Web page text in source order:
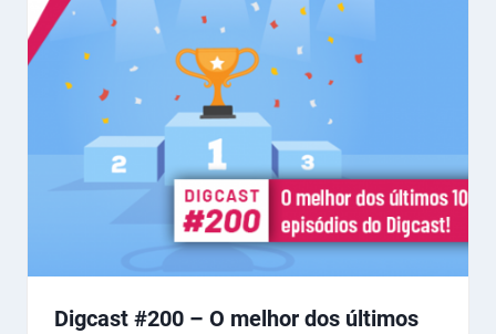
Digcast #200 – O melhor dos últimos